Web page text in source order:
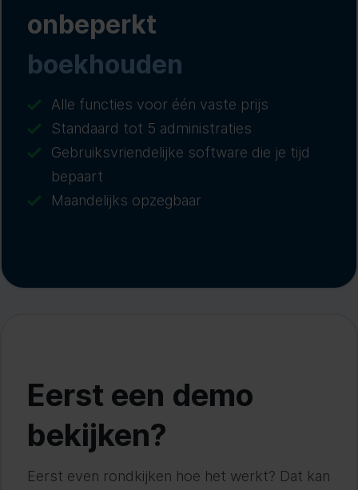
onbeperkt
boekhouden
Alle functies voor één vaste prijs
Standaard tot 5 administraties
Gebruiksvriendelijke software die je tijd
bepaart
Maandelijks opzegbaar
Eerst een demo
bekijken?
Eerst even rondkijken hoe het werkt? Dat kan